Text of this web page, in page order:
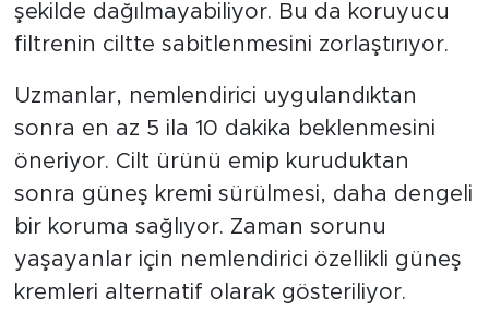
şekilde dağılmayabiliyor. Bu da koruyucu
filtrenin ciltte sabitlenmesini zorlaştırıyor.
Uzmanlar, nemlendirici uygulandıktan
sonra en az 5 ila 10 dakika beklenmesini
öneriyor. Cilt ürünü emip kuruduktan
sonra güneş kremi sürülmesi, daha dengeli
bir koruma sağlıyor. Zaman sorunu
yaşayanlar için nemlendirici özellikli güneş
kremleri alternatif olarak gösteriliyor.